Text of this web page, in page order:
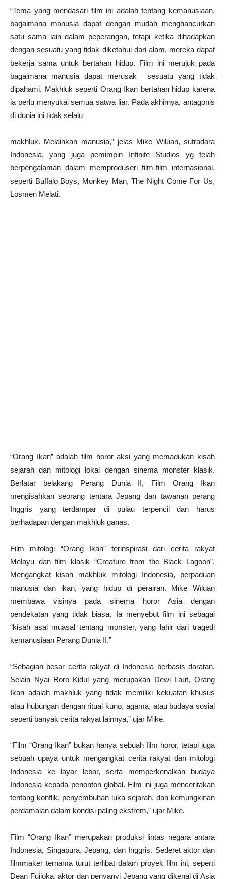
“Tema yang mendasari film ini adalah tentang kemanusiaan,
bagaimana manusia dapat dengan mudah menghancurkan
satu sama lain dalam peperangan, tetapi ketika dihadapkan
dengan sesuatu yang tidak diketahui dari alam, mereka dapat
bekerja sama untuk bertahan hidup. Film ini merujuk pada
bagaimana manusia dapat merusak sesuatu yang tidak
dipahami. Makhluk seperti Orang Ikan bertahan hidup karena
ia perlu menyukai semua satwa liar. Pada akhirnya, antagonis
di dunia ini tidak selalu
makhluk. Melainkan manusia,” jelas Mike Wiluan, sutradara
Indonesia, yang juga pemimpin Infinite Studios yg telah
berpengalaman dalam memproduseri film-film internasional,
seperti Buffalo Boys, Monkey Man, The Night Come For Us,
Losmen Melati.
“Orang Ikan” adalah film horor aksi yang memadukan kisah
sejarah dan mitologi lokal dengan sinema monster klasik.
Berlatar belakang Perang Dunia II, Film Orang Ikan
mengisahkan seorang tentara Jepang dan tawanan perang
Inggris yang terdampar di pulau terpencil dan harus
berhadapan dengan makhluk ganas.
Film mitologi “Orang Ikan” terinspirasi dari cerita rakyat
Melayu dan film klasik “Creature from the Black Lagoon”.
Mengangkat kisah makhluk mitologi Indonesia, perpaduan
manusia dan ikan, yang hidup di perairan. Mike Wiluan
membawa visinya pada sinema horor Asia dengan
pendekatan yang tidak biasa. Ia menyebut film ini sebagai
“kisah asal muasal tentang monster, yang lahir dari tragedi
kemanusiaan Perang Dunia II.”
“Sebagian besar cerita rakyat di Indonesia berbasis daratan.
Selain Nyai Roro Kidul yang merupakan Dewi Laut, Orang
Ikan adalah makhluk yang tidak memiliki kekuatan khusus
atau hubungan dengan ritual kuno, agama, atau budaya sosial
seperti banyak cerita rakyat lainnya,” ujar Mike.
“Film “Orang Ikan” bukan hanya sebuah film horor, tetapi juga
sebuah upaya untuk mengangkat cerita rakyat dan mitologi
Indonesia ke layar lebar, serta memperkenalkan budaya
Indonesia kepada penonton global. Film ini juga menceritakan
tentang konflik, penyembuhan luka sejarah, dan kemungkinan
perdamaian dalam kondisi paling ekstrem,” ujar Mike.
Film “Orang Ikan” merupakan produksi lintas negara antara
Indonesia, Singapura, Jepang, dan Inggris. Sederet aktor dan
filmmaker ternama turut terlibat dalam proyek film ini, seperti
Dean Fujioka, aktor dan penyanyi Jepang yang dikenal di Asia